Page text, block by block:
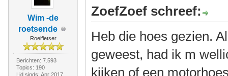
Wim -de
roetsende
Roeifietser
Berichten: 7.593
Topics: 190
Lid sinds: Apr 2017
ZoefZoef schreef:
Heb die hoes gezien.
geweest, had ik m
kijken of een